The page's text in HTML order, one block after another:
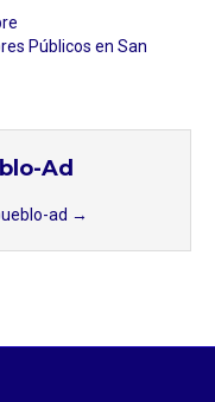
Públicos en San
Ad
ad →